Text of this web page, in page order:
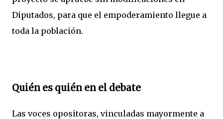
Diputados, para que el empoderamiento llegue a
toda la población.
Quién es quién en el debate
Las voces opositoras, vinculadas mayormente a